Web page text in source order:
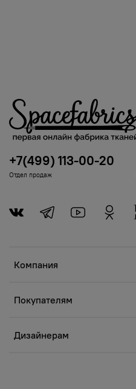
Компания
Покупателям
Дизайнерам
+7(499) 113-00-20
Отдел продаж